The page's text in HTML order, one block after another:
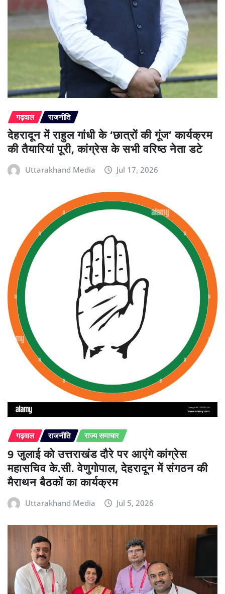
गढ़वाल राजनीति
देहरादून में राहुल गांधी के ‘छात्रों की गूंज’ कार्यक्रम
की तैयारियां पूरी, कांग्रेस के सभी वरिष्ठ नेता डटे
Uttarakhand Media Jul 17, 2026
गढ़वाल राजनीति राज्य समाचार
9 जुलाई को उत्तराखंड दौरे पर आएंगे कांग्रेस
महासचिव के.सी. वेणुगोपाल, देहरादून में संगठन की
मैराथन बैठकों का कार्यक्रम
Uttarakhand Media Jul 5, 2026